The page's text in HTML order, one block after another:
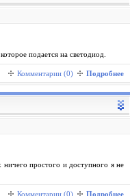
подается на светодиод.
Комментарии (0) Подробнее
простого и доступного я не
Комментарии (0) Подробнее